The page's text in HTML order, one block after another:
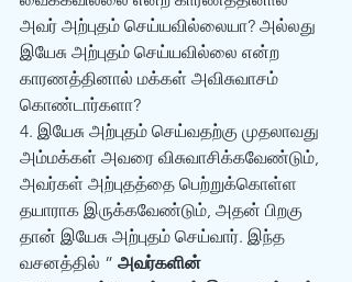
அவர் அற்புதம் செய்யவில்லையா? அல்லது
இயேசு அற்புதம் செய்யவில்லை என்ற
காரணத்தினால் மக்கள் அவிசுவாசம்
கொண்டார்களா?
4. இயேசு அற்புதம் செய்வதற்கு முதலாவது
அம்மக்கள் அவரை விசுவாசிக்கவேண்டும்,
அவர்கள் அற்புதத்தை பெற்றுக்கொள்ள
தயாராக இருக்கவேண்டும், அதன் பிறகு
தான் இயேசு அற்புதம் செய்வார். இந்த
வசனத்தில் ” அவர்களின்